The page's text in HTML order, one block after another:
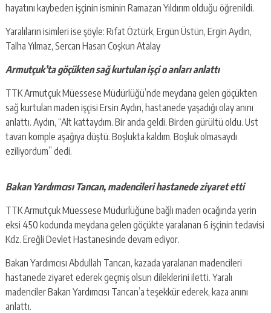
hayatını kaybeden işçinin isminin Ramazan Yıldırım olduğu öğrenildi.
Yaralıların isimleri ise şöyle: Rıfat Öztürk, Ergün Üstün, Ergin Aydın,
Talha Yılmaz, Sercan Hasan Coşkun Atalay
Armutçuk’ta göçükten sağ kurtulan işçi o anları anlattı
TTK Armutçuk Müessese Müdürlüğü’nde meydana gelen göçükten
sağ kurtulan maden işçisi Ersin Aydın, hastanede yaşadığı olay anını
anlattı. Aydın, “Alt kattaydım. Bir anda geldi. Birden gürültü oldu. Üst
tavan komple aşağıya düştü. Boşlukta kaldım. Boşluk olmasaydı
eziliyordum” dedi.
Bakan Yardımcısı Tancan, madencileri hastanede ziyaret etti
TTK Armutçuk Müessese Müdürlüğüne bağlı maden ocağında yerin
eksi 450 kodunda meydana gelen göçükte yaralanan 6 işçinin tedavisi
Kdz. Ereğli Devlet Hastanesinde devam ediyor.
Bakan Yardımcısı Abdullah Tancan, kazada yaralanan madencileri
hastanede ziyaret ederek geçmiş olsun dileklerini iletti. Yaralı
madenciler Bakan Yardımcısı Tancan’a teşekkür ederek, kaza anını
anlattı.